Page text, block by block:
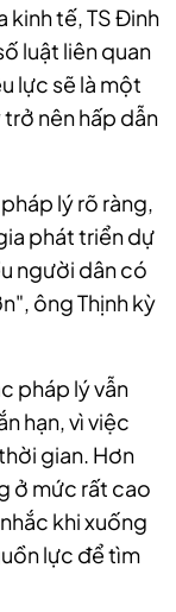
kinh tế, TS Đinh
luật liên quan
lực sẽ là một
nên hấp dẫn
lý rõ ràng,
phát triển dự
người dân có
ông Thịnh kỳ
pháp lý vẫn
hạn, vì việc
gian. Hơn
ở mức rất cao
khi xuống
lực để tìm